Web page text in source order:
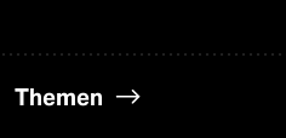
Themen